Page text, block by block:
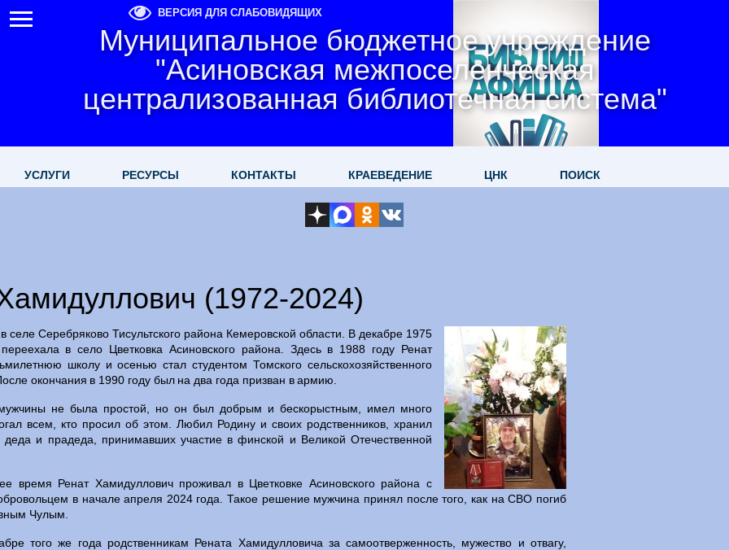
Муниципальное бюджетное учреждение
"Асиновская межпоселенческая
централизованная библиотечная система"
ВЕРСИЯ ДЛЯ СЛАБОВИДЯЩИХ
УСЛУГИ РЕСУРСЫ КОНТАКТЫ КРАЕВЕДЕНИЕ ЦНК ПОИСК
(1972-2024)
селе Серебряково Тисультского района Кемеровской области. В декабре 1975
в село Цветковка Асиновского района. Здесь в 1988 году Ренат
школу и осенью стал студентом Томского сельскохозяйственного
окончания в 1990 году был на два года призван в армию.
не была простой, но он был добрым и бескорыстным, имел много
всем, кто просил об этом. Любил Родину и своих родственников, хранил
и прадеда, принимавших участие в финской и Великой Отечественной
время Ренат Хамидуллович проживал в Цветковке Асиновского района с
в начале апреля 2024 года. Такое решение мужчина принял после того, как на СВО погиб
Чулым.
того же года родственникам Рената Хамидулловича за самоотверженность, мужество и отвагу,